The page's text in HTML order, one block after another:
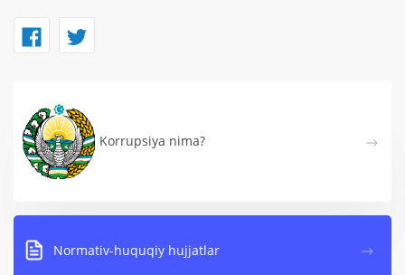
Korrupsiya nima?
Normativ-huquqiy hujjatlar